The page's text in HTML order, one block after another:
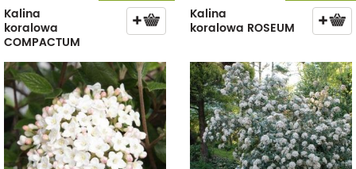
Kalina
koralowa
COMPACTUM
Kalina
koralowa ROSEUM